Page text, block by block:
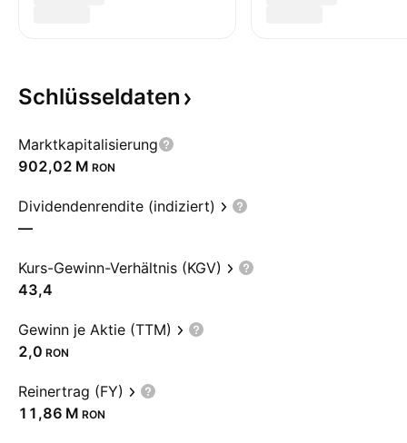
Schlüsseldaten
Marktkapitalisierung
‪902,02 M‬ RON
Dividendenrendite (indiziert)
—
Kurs-Gewinn-Verhältnis (KGV)
43,4
Gewinn je Aktie (TTM)
2,0 RON
Reinertrag (FY)
‪11,86 M‬ RON